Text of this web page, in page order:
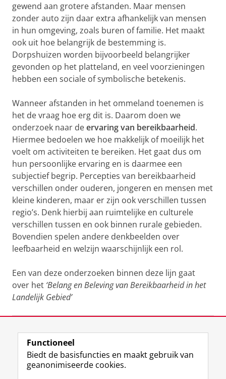
gewend aan grotere afstanden. Maar mensen
zonder auto zijn daar extra afhankelijk van mensen
in hun omgeving, zoals buren of familie. Het maakt
ook uit hoe belangrijk de bestemming is.
Dorpshuizen worden bijvoorbeeld belangrijker
gevonden op het platteland, en veel voorzieningen
hebben een sociale of symbolische betekenis.
Wanneer afstanden in het ommeland toenemen is
het de vraag hoe erg dit is. Daarom doen we
onderzoek naar deervaring van bereikbaarheid.
Hiermee bedoelen we hoe makkelijk of moeilijk het
voelt om activiteiten te bereiken. Het gaat dus om
hun persoonlijke ervaring en is daarmee een
subjectief begrip. Percepties van bereikbaarheid
verschillen onder ouderen, jongeren en mensen met
kleine kinderen, maar er zijn ook verschillen tussen
regio’s. Denk hierbij aan ruimtelijke en culturele
verschillen tussen en ook binnen rurale gebieden.
Bovendien spelen andere denkbeelden over
leefbaarheid en welzijn waarschijnlijk een rol.
Een van deze onderzoeken binnen deze lijn gaat
over het ‘Belang en Beleving van Bereikbaarheid in het
Landelijk Gebied’
Laatst gewijzigd: 06 maart 2026 11:35
Functioneel
Biedt de basisfuncties en maakt gebruik van
geanonimiseerde cookies.